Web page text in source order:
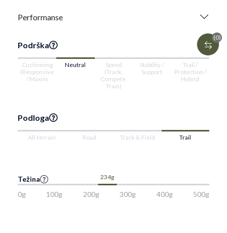
(0)
Performanse
Podrška
Cushioning
(Responsive
/ Maxim
Neutral
Speed
(Track,
Compete,
Train)
Stability /
Support
Trail /
Protection /
Hybrid
Podloga
All-terrain Road Track & Field Trail
Težina 234g
0g 100g 200g 300g 400g 500g